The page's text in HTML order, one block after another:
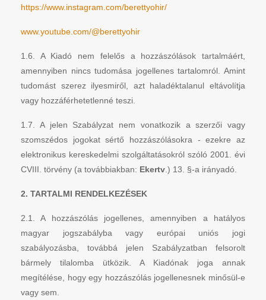
https://www.instagram.com/berettyohir/
www.youtube.com/@berettyohir
1.6. A Kiadó nem felelős a hozzászólások tartalmáért,
amennyiben nincs tudomása jogellenes tartalomról. Amint
tudomást szerez ilyesmiről, azt haladéktalanul eltávolítja
vagy hozzáférhetetlenné teszi.
1.7. A jelen Szabályzat nem vonatkozik a szerzői vagy
szomszédos jogokat sértő hozzászólásokra - ezekre az
elektronikus kereskedelmi szolgáltatásokról szóló 2001. évi
CVIII. törvény (a továbbiakban: Ekertv.) 13. §-a irányadó.
2. TARTALMI RENDELKEZÉSEK
2.1. A hozzászólás jogellenes, amennyiben a hatályos
magyar jogszabályba vagy európai uniós jogi
szabályozásba, továbbá jelen Szabályzatban felsorolt
bármely tilalomba ütközik. A Kiadónak joga annak
megítélése, hogy egy hozzászólás jogellenesnek minősül-e
vagy sem.